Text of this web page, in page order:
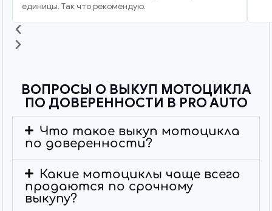
единицы. Так что рекомендую.
ВОПРОСЫ О ВЫКУП МОТОЦИКЛА
ПО ДОВЕРЕННОСТИ В PRO AUTO
Что такое выкуп мотоцикла
по доверенности?
Какие мотоциклы чаще всего
продаются по срочному
выкупу?